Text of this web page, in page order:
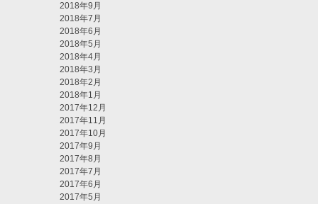
2018年9月
2018年7月
2018年6月
2018年5月
2018年4月
2018年3月
2018年2月
2018年1月
2017年12月
2017年11月
2017年10月
2017年9月
2017年8月
2017年7月
2017年6月
2017年5月